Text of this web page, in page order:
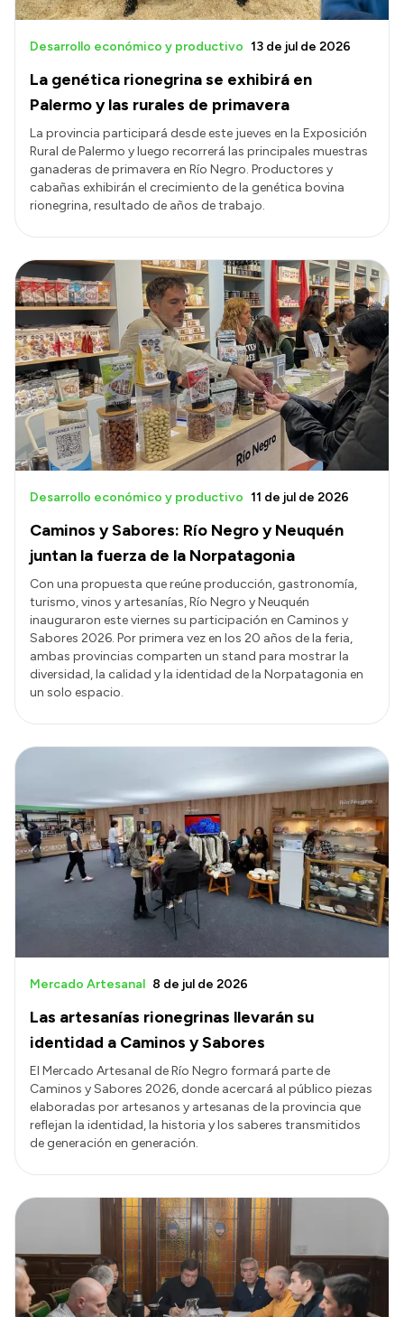
La genética rionegrina se exhibirá en
Palermo y las rurales de primavera
Desarrollo económico y productivo 13 de jul de 2026
La provincia participará desde este jueves en la Exposición
Rural de Palermo y luego recorrerá las principales muestras
ganaderas de primavera en Río Negro. Productores y
cabañas exhibirán el crecimiento de la genética bovina
rionegrina, resultado de años de trabajo.
Caminos y Sabores: Río Negro y Neuquén
juntan la fuerza de la Norpatagonia
Desarrollo económico y productivo 11 de jul de 2026
Con una propuesta que reúne producción, gastronomía,
turismo, vinos y artesanías, Río Negro y Neuquén
inauguraron este viernes su participación en Caminos y
Sabores 2026. Por primera vez en los 20 años de la feria,
ambas provincias comparten un stand para mostrar la
diversidad, la calidad y la identidad de la Norpatagonia en
un solo espacio.
Las artesanías rionegrinas llevarán su
identidad a Caminos y Sabores
Mercado Artesanal 8 de jul de 2026
El Mercado Artesanal de Río Negro formará parte de
Caminos y Sabores 2026, donde acercará al público piezas
elaboradas por artesanos y artesanas de la provincia que
reflejan la identidad, la historia y los saberes transmitidos
de generación en generación.